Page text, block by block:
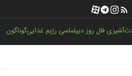
آشپزیفال روزدیپلماسی رژیم غذاییگوناگون